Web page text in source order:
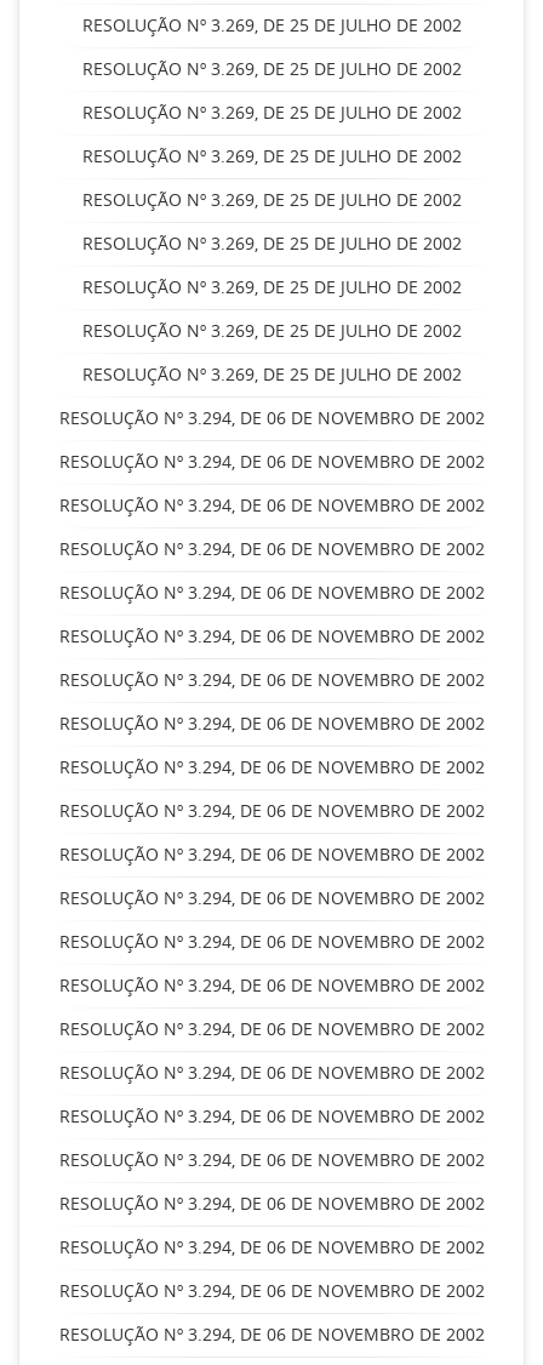
RESOLUÇÃO Nº 3.269, DE 25 DE JULHO DE 2002
RESOLUÇÃO Nº 3.269, DE 25 DE JULHO DE 2002
RESOLUÇÃO Nº 3.269, DE 25 DE JULHO DE 2002
RESOLUÇÃO Nº 3.269, DE 25 DE JULHO DE 2002
RESOLUÇÃO Nº 3.269, DE 25 DE JULHO DE 2002
RESOLUÇÃO Nº 3.269, DE 25 DE JULHO DE 2002
RESOLUÇÃO Nº 3.269, DE 25 DE JULHO DE 2002
RESOLUÇÃO Nº 3.269, DE 25 DE JULHO DE 2002
RESOLUÇÃO Nº 3.269, DE 25 DE JULHO DE 2002
RESOLUÇÃO Nº 3.294, DE 06 DE NOVEMBRO DE 2002
RESOLUÇÃO Nº 3.294, DE 06 DE NOVEMBRO DE 2002
RESOLUÇÃO Nº 3.294, DE 06 DE NOVEMBRO DE 2002
RESOLUÇÃO Nº 3.294, DE 06 DE NOVEMBRO DE 2002
RESOLUÇÃO Nº 3.294, DE 06 DE NOVEMBRO DE 2002
RESOLUÇÃO Nº 3.294, DE 06 DE NOVEMBRO DE 2002
RESOLUÇÃO Nº 3.294, DE 06 DE NOVEMBRO DE 2002
RESOLUÇÃO Nº 3.294, DE 06 DE NOVEMBRO DE 2002
RESOLUÇÃO Nº 3.294, DE 06 DE NOVEMBRO DE 2002
RESOLUÇÃO Nº 3.294, DE 06 DE NOVEMBRO DE 2002
RESOLUÇÃO Nº 3.294, DE 06 DE NOVEMBRO DE 2002
RESOLUÇÃO Nº 3.294, DE 06 DE NOVEMBRO DE 2002
RESOLUÇÃO Nº 3.294, DE 06 DE NOVEMBRO DE 2002
RESOLUÇÃO Nº 3.294, DE 06 DE NOVEMBRO DE 2002
RESOLUÇÃO Nº 3.294, DE 06 DE NOVEMBRO DE 2002
RESOLUÇÃO Nº 3.294, DE 06 DE NOVEMBRO DE 2002
RESOLUÇÃO Nº 3.294, DE 06 DE NOVEMBRO DE 2002
RESOLUÇÃO Nº 3.294, DE 06 DE NOVEMBRO DE 2002
RESOLUÇÃO Nº 3.294, DE 06 DE NOVEMBRO DE 2002
RESOLUÇÃO Nº 3.294, DE 06 DE NOVEMBRO DE 2002
RESOLUÇÃO Nº 3.294, DE 06 DE NOVEMBRO DE 2002
RESOLUÇÃO Nº 3.294, DE 06 DE NOVEMBRO DE 2002